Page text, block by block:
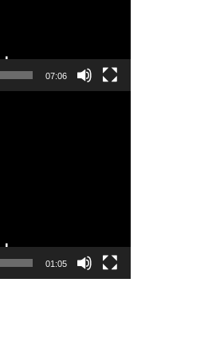
07:06
01:05